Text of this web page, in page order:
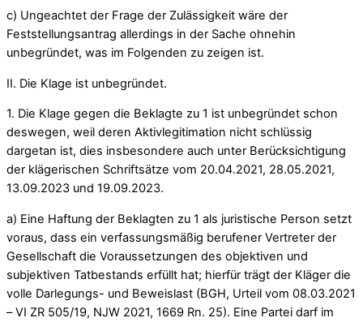
c) Ungeachtet der Frage der Zulässigkeit wäre der
Feststellungsantrag allerdings in der Sache ohnehin
unbegründet, was im Folgenden zu zeigen ist.
II. Die Klage ist unbegründet.
1. Die Klage gegen die Beklagte zu 1 ist unbegründet schon
deswegen, weil deren Aktivlegitimation nicht schlüssig
dargetan ist, dies insbesondere auch unter Berücksichtigung
der klägerischen Schriftsätze vom 20.04.2021, 28.05.2021,
13.09.2023 und 19.09.2023.
a) Eine Haftung der Beklagten zu 1 als juristische Person setzt
voraus, dass ein verfassungsmäßig berufener Vertreter der
Gesellschaft die Voraussetzungen des objektiven und
subjektiven Tatbestands erfüllt hat; hierfür trägt der Kläger die
volle Darlegungs- und Beweislast (BGH, Urteil vom 08.03.2021
– VI ZR 505/19, NJW 2021, 1669 Rn. 25). Eine Partei darf im